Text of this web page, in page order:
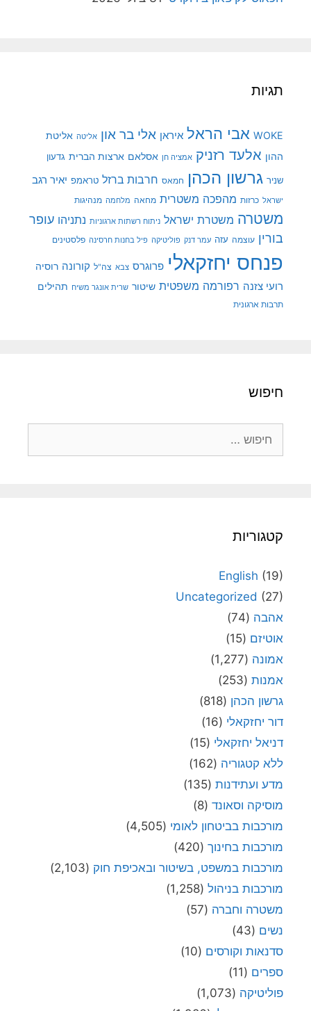
תגיות
WOKE אבי הראל איראן אלי בר און אליטה אליטת
ההון אלעד רזניק אמציה חן אסלאם ארצות הברית גדעון
שניר גרשון הכהן חמאס חרבות ברזל טראמפ יאיר רגב
ישראל כרזות מהפכה משטרית מחאה מלחמה מנהיגות
משטרה משטרת ישראל ניתוח רשתות ארגוניות נתניהו עופר
בורין עוצמה עזה עמר דנק פוליטיקה פיל בחנות חרסינה פלסטינים
פנחס יחזקאלי פרוגרס צבא צה"ל קורונה רוסיה
רועי צזנה רפורמה משפטית שיטור שרית אונגר משיח תהילים
תרבות ארגונית
חיפוש
קטגוריות
English (19)
Uncategorized (27)
אהבה (74)
אוטיזם (15)
אמונה (1,277)
אמנות (253)
גרשון הכהן (818)
דור יחזקאלי (16)
דניאל יחזקאלי (15)
ללא קטגוריה (162)
מדע ועתידנות (135)
מוסיקה וסאונד (8)
מורכבות בביטחון לאומי (4,505)
מורכבות בחינוך (420)
מורכבות במשפט, בשיטור ובאכיפת חוק (2,103)
מורכבות בניהול (1,258)
משטרה וחברה (57)
נשים (43)
סדנאות וקורסים (10)
ספרים (11)
פוליטיקה (1,073)